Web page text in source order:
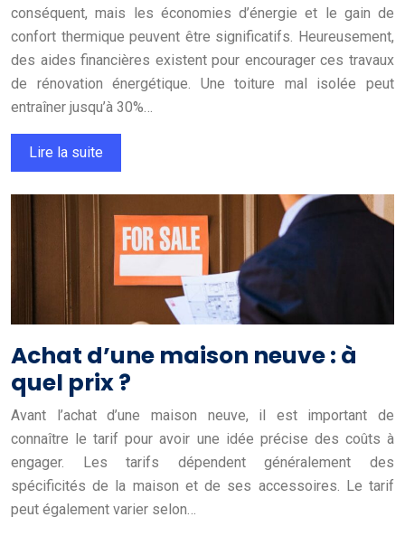
conséquent, mais les économies d’énergie et le gain de
confort thermique peuvent être significatifs. Heureusement,
des aides financières existent pour encourager ces travaux
de rénovation énergétique. Une toiture mal isolée peut
entraîner jusqu’à 30%…
Lire la suite
Achat d’une maison neuve : à
quel prix ?
Avant l’achat d’une maison neuve, il est important de
connaître le tarif pour avoir une idée précise des coûts à
engager. Les tarifs dépendent généralement des
spécificités de la maison et de ses accessoires. Le tarif
peut également varier selon…